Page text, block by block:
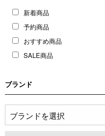
新着商品
予約商品
おすすめ商品
SALE商品
ブランド